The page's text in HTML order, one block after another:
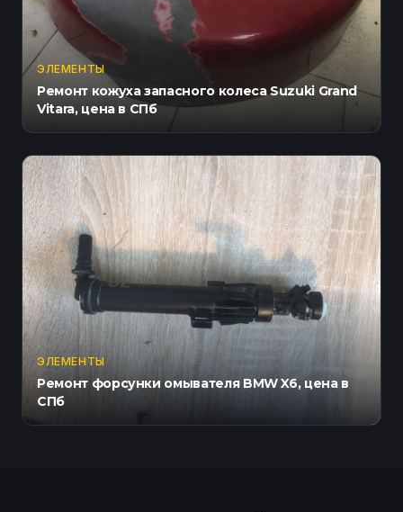
ЭЛЕМЕНТЫ
Ремонт кожуха запасного колеса Suzuki Grand
Vitara, цена в СПб
ЭЛЕМЕНТЫ
Ремонт форсунки омывателя BMW X6, цена в
СПб